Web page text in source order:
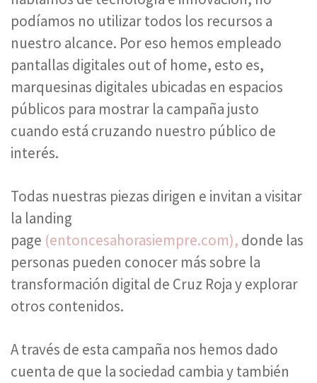
podíamos no utilizar todos los recursos a
nuestro alcance. Por eso hemos empleado
pantallas digitales out of home, esto es,
marquesinas digitales ubicadas en espacios
públicos para mostrar la campaña justo
cuando está cruzando nuestro público de
interés.
Todas nuestras piezas dirigen e invitan a visitar
la landing
page (entoncesahorasiempre.com), donde las
personas pueden conocer más sobre la
transformación digital de Cruz Roja y explorar
otros contenidos.
A través de esta campaña nos hemos dado
cuenta de que la sociedad cambia y también